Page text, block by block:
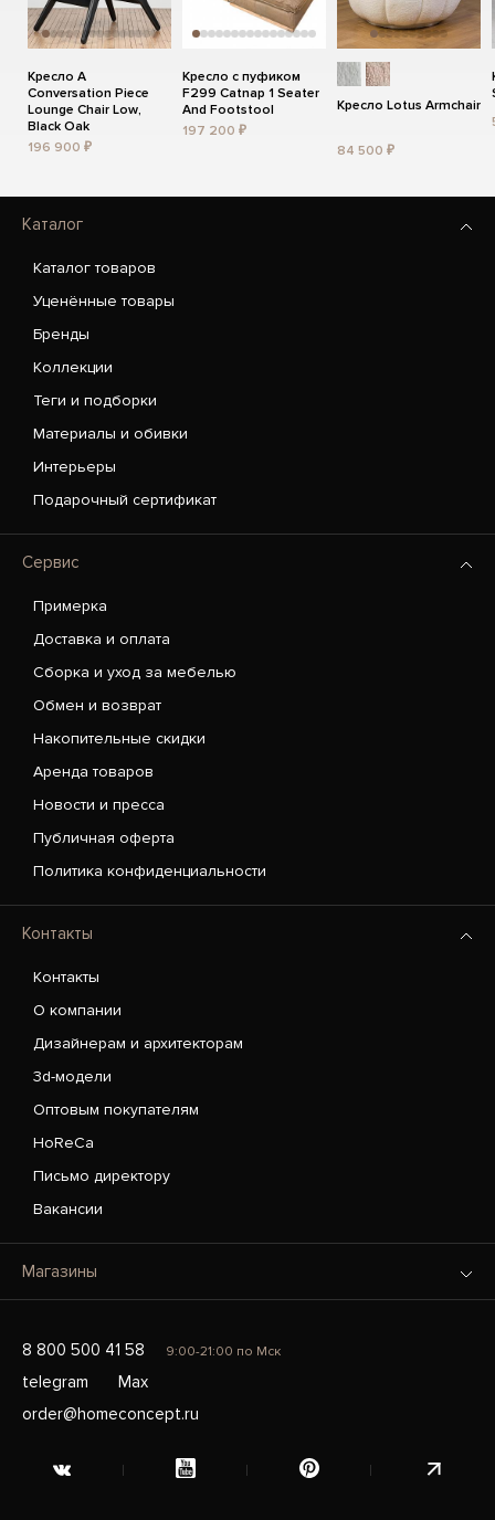
Кресло A
Conversation Piece
Lounge Chair Low,
Black Oak
196 900 ₽
Кресло с пуфиком
F299 Catnap 1 Seater
And Footstool
197 200 ₽
Кресло Lotus Armchair
84 500 ₽
Каталог
Каталог товаров
Уценённые товары
Бренды
Коллекции
Теги и подборки
Материалы и обивки
Интерьеры
Подарочный сертификат
Сервис
Примерка
Доставка и оплата
Сборка и уход за мебелью
Обмен и возврат
Накопительные скидки
Аренда товаров
Новости и пресса
Публичная оферта
Политика конфиденциальности
Контакты
Контакты
О компании
Дизайнерам и архитекторам
3d-модели
Оптовым покупателям
HoReCa
Письмо директору
Вакансии
Магазины
8 800 500 41 58 9:00-21:00 по Мск
telegram
Max
order@homeconcept.ru